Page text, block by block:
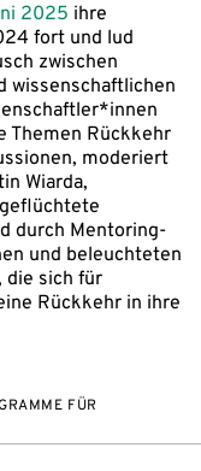
2025 ihre
fort und lud
zwischen
wissenschaftlichen
Themen Rückkehr
moderiert
Wiarda,
durch Mentoring-
und beleuchteten
die sich für
Rückkehr in ihre
FÜR